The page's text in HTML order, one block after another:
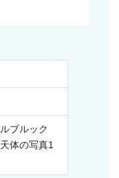
ブルック
体の写真1